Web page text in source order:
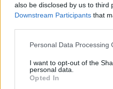
also be disclosed by us to third
Downstream Participants that
Please note that this website/
not limited to your visit or
grant or deny consent to
use your data for below
Personal Data Processing
I want to opt-out of the
personal data.
Opted In
Αντίθετα, διέψευσε
που κατέθεσαν ότι είχε
γραφεία τους. Δήλωσε ότι
καλέσει σε συναντήσεις.
Οι αντιδράσεις